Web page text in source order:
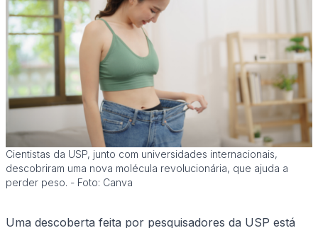
Cientistas da USP, junto com universidades internacionais,
descobriram uma nova molécula revolucionária, que ajuda a
perder peso. - Foto: Canva
Uma descoberta feita por pesquisadores da USP está